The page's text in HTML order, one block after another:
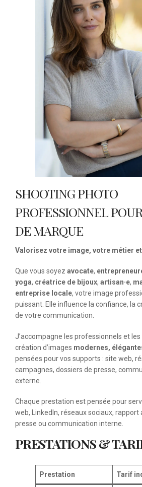
SHOOTING PHOTO
PROFESSIONNEL
DE MARQUE
Valorisez votre image, votre métier
Que vous soyez avocate,
yoga, créatrice de bijoux, artisan·e,
entreprise locale, votre image
puissant. Elle influence la confiance, la
de votre communication.
J’accompagne les professionnels et
création d’images modernes,
pensées pour vos supports : site web,
campagnes, dossiers de presse,
externe.
Chaque prestation est pensée pour
web, LinkedIn, réseaux sociaux, rapport
presse ou communication interne.
PRESTATIONS &
Prestation Tarif